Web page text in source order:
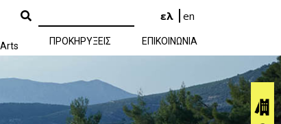
ελ en
ΠΡΟΚΗΡΥΞΕΙΣ ΕΠΙΚΟΙΝΩΝΙΑ